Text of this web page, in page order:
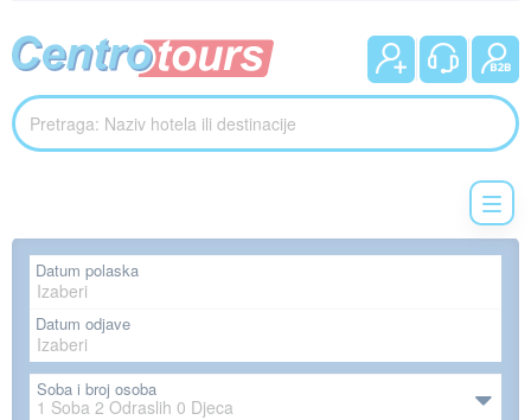
Datum polaska
Datum odjave
Soba i broj osoba
1 Soba 2 Odraslih 0 Djeca